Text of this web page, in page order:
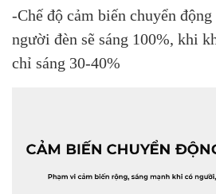
-Chế độ cảm biến chuyển
người đèn sẽ sáng 100%, khi
chỉ sáng 30-40%